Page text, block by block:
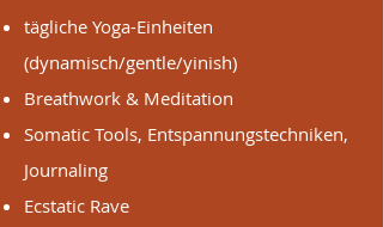
tägliche Yoga-Einheiten
(dynamisch/gentle/yinish)
Breathwork & Meditation
Somatic Tools, Entspannungstechniken,
Journaling
Ecstatic Rave